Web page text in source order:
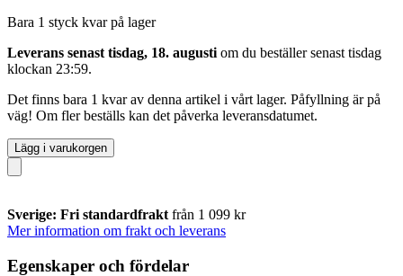
Bara 1 styck kvar på lager
Leverans senast tisdag, 18. augusti om du beställer senast tisdag
klockan 23:59.
Det finns bara 1 kvar av denna artikel i vårt lager. Påfyllning är på
väg! Om fler beställs kan det påverka leveransdatumet.
Lägg i varukorgen
Sverige: Fri standardfrakt från 1 099 kr
Mer information om frakt och leverans
Egenskaper och fördelar